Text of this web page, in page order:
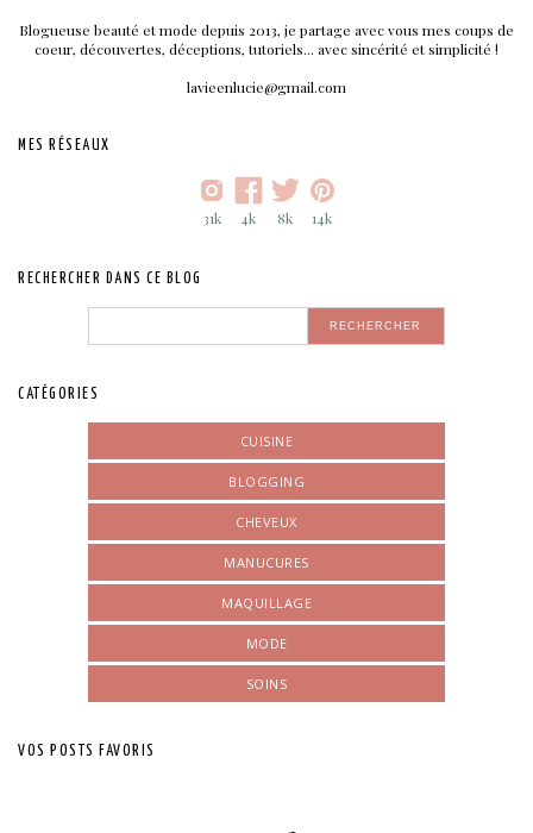
Blogueuse beauté et mode depuis 2013, je partage avec vous mes coups de
coeur, découvertes, déceptions, tutoriels... avec sincérité et simplicité !
lavieenlucie@gmail.com
MES RÉSEAUX
31k 4k 8k 14k
RECHERCHER DANS CE BLOG
CATÉGORIES
CUISINE
BLOGGING
CHEVEUX
MANUCURES
MAQUILLAGE
MODE
SOINS
VOS POSTS FAVORIS